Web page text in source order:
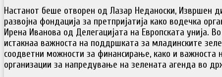
Настанот беше отворен од Лазар Неданоски, Извршен
развојна фондација за претпријатија како водечка
Ирена Иванова од Делегацијата на Европската унија.
истакнаа важноста на поддршката за младинските
соодветни можности за финансирање, како и важноста
организации за напредување на зелената агенда во